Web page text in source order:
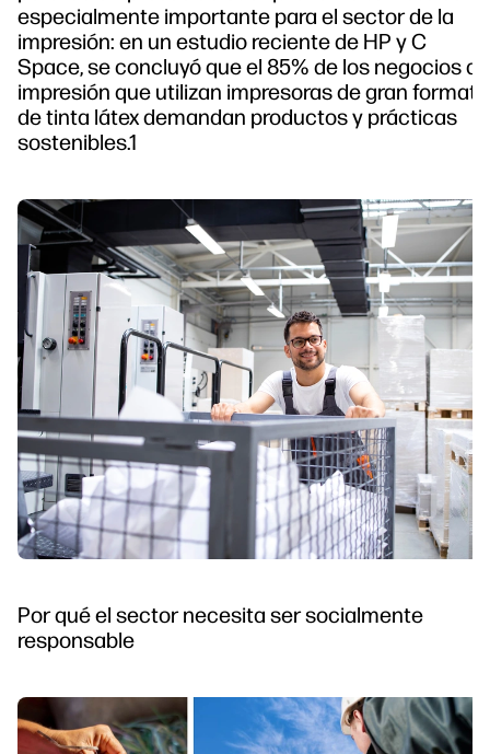
especialmente importante para el sector de la
impresión: en un estudio reciente de HP y C
Space, se concluyó que el 85% de los negocios de
impresión que utilizan impresoras de gran formato
de tinta látex demandan productos y prácticas
sostenibles.1
Por qué el sector necesita ser socialmente
responsable